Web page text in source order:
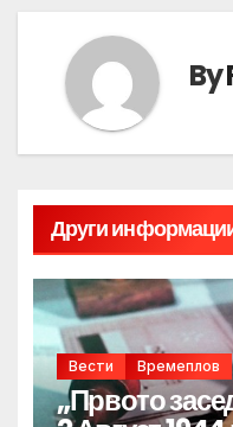
By
Други
Вести Времеплов
„Првото